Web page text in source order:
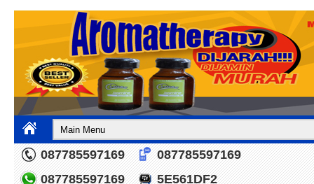
087785597169
087785597169
087785597169
5E561DF2